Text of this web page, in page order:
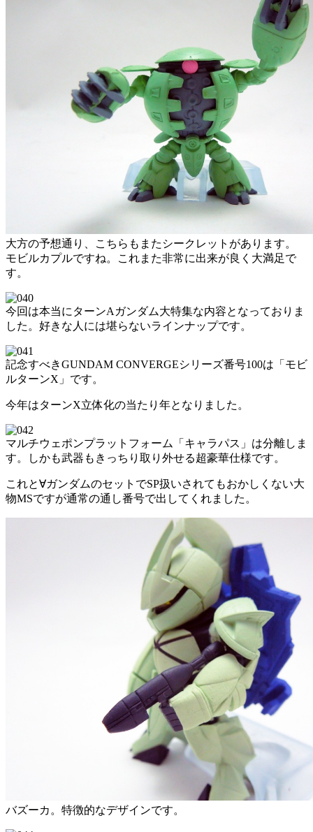
大方の予想通り、こちらもまたシークレットがあります。
モビルカプルですね。これまた非常に出来が良く大満足で
す。
今回は本当にターンAガンダム大特集な内容となっておりま
した。好きな人には堪らないラインナップです。
記念すべきGUNDAM CONVERGEシリーズ番号100は「モビ
ルターンX」です。
今年はターンX立体化の当たり年となりました。
マルチウェポンプラットフォーム「キャラパス」は分離しま
す。しかも武器もきっちり取り外せる超豪華仕様です。
これと∀ガンダムのセットでSP扱いされてもおかしくない大
物MSですが通常の通し番号で出してくれました。
バズーカ。特徴的なデザインです。